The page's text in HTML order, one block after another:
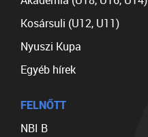
Kosársuli (U12, U11)
Nyuszi Kupa
Egyéb hírek
FELNŐTT
NBI B